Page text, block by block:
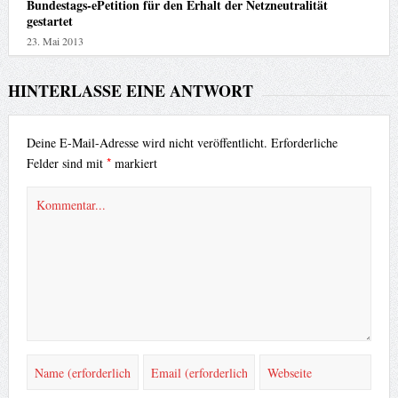
Bundestags-ePetition für den Erhalt der Netzneutralität
gestartet
23. Mai 2013
HINTERLASSE EINE ANTWORT
Deine E-Mail-Adresse wird nicht veröffentlicht. Erforderliche
Felder sind mit *markiert